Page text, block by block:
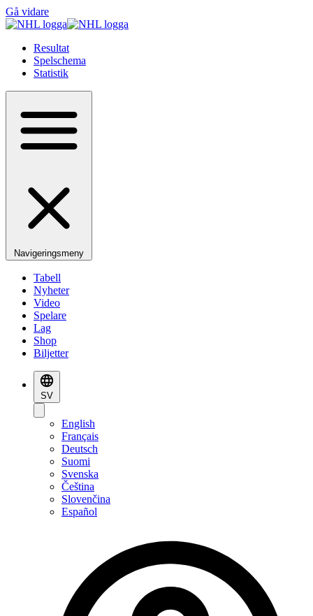
Gå vidare
Resultat
Spelschema
Statistik
Navigeringsmeny
Tabell
Nyheter
Video
Spelare
Lag
Shop
Biljetter
SV
English
Français
Deutsch
Suomi
Svenska
Čeština
Slovenčina
Español